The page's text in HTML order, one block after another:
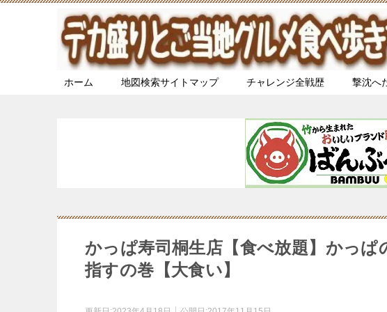
ホーム 地図検索サイトマップ チャレンジ全戦歴 撃沈へ
かっぱ寿司桐生店【食べ放題】かっぱ
指すの巻【大食い】